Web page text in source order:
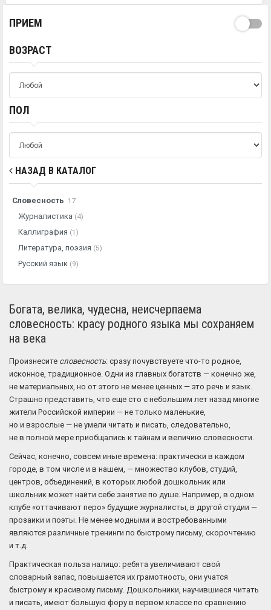
ПРИЕМ
ВОЗРАСТ
ПОЛ
НАЗАД В КАТАЛОГ
Словесность 17
Журналистика (4)
Каллиграфия (1)
Литература, поэзия (5)
Русский язык (9)
Богата, велика, чудесна, неисчерпаема
словесность: красу родного языка мы сохраняем
на века
Произнесите словесность: сразу почувствуете что-то родное,
исконное, традиционное. Одни из главных богатств — конечно же,
не материальных, но от этого не менее ценных — это речь и язык.
Страшно представить, что еще сто с небольшим лет назад многие
жители Российской империи — не только маленькие,
но и взрослые — не умели читать и писать, следовательно,
не в полной мере приобщались к тайнам и величию словесности.
Сейчас, конечно, совсем иные времена: практически в каждом
городе, в том числе и в нашем, — множество клубов, студий,
центров, объединений, в которых любой дошкольник или
школьник может найти себе занятие по душе. Например, в одном
клубе «оттачивают перо» будущие журналисты, в другой студии —
прозаики и поэты. Не менее модными и востребованными
являются различные тренинги по быстрому письму, скорочтению
и т.д.
Практическая польза налицо: ребята увеличивают свой
словарный запас, повышается их грамотность, они учатся
быстрому и красивому письму. Дошкольники, научившиеся читать
и писать, имеют большую фору в первом классе по сравнению